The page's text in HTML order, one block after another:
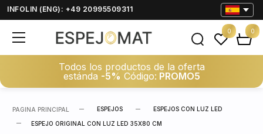
INFOLIN (ENG): +49 20995509311
Todos los productos de la oferta
estánda -5% Código: PROMO5
0 0
PAGINA PRINCIPAL ESPEJOS ESPEJOS CON LUZ LED
ESPEJO ORIGINAL CON LUZ LED 35X80 CM